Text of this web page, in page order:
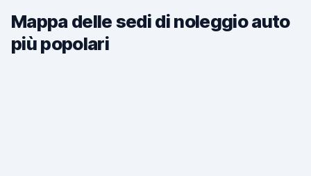
Mappa delle sedi di noleggio auto
più popolari